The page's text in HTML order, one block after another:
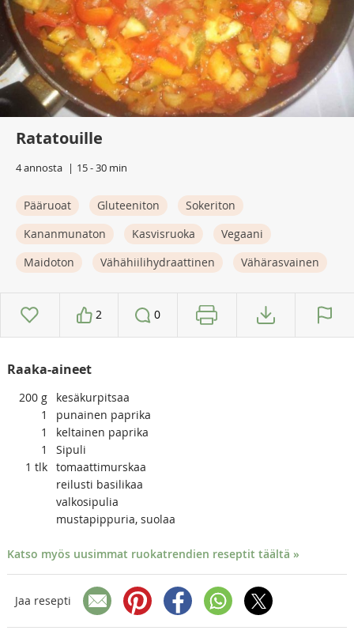
Ratatouille
4 annosta 15 - 30 min
Pääruoat Gluteeniton
Sokeriton
Kananmunaton
Kasvisruoka
Vegaani
Maidoton
Vähähiilihydraattinen Vähärasvainen
2 0
Raaka-aineet
200 g
kesäkurpitsaa
1
punainen paprika
1
keltainen paprika
1
Sipuli
1 tlk tomaattimurskaa
reilusti basilikaa
valkosipulia
mustapippuria, suolaa
Katso myös uusimmat ruokatrendien reseptit täältä »
Jaa resepti